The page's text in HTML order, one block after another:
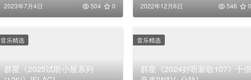
2023年7月4日 504 0 2022年12月6日 546 0
群星《2025试听小屋系列
音乐精选
群星《2024好听新歌107》十倍
音乐精选